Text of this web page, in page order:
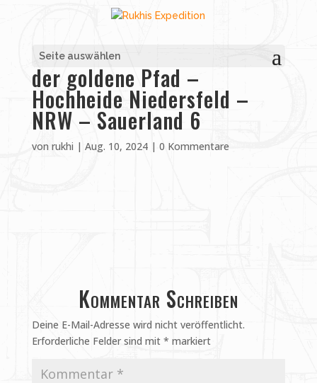
Seite auswählen
der goldene Pfad –
Hochheide Niedersfeld –
NRW – Sauerland 6
von rukhi | Aug. 10, 2024| 0 Kommentare
Kommentar Schreiben
Deine E-Mail-Adresse wird nicht veröffentlicht.
Erforderliche Felder sind mit * markiert